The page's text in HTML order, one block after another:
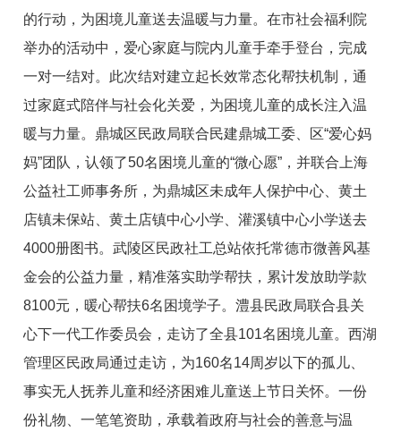
的行动，为困境儿童送去温暖与力量。在市社会福利院
举办的活动中，爱心家庭与院内儿童手牵手登台，完成
一对一结对。此次结对建立起长效常态化帮扶机制，通
过家庭式陪伴与社会化关爱，为困境儿童的成长注入温
暖与力量。鼎城区民政局联合民建鼎城工委、区“爱心妈
妈”团队，认领了50名困境儿童的“微心愿”，并联合上海
公益社工师事务所，为鼎城区未成年人保护中心、黄土
店镇未保站、黄土店镇中心小学、灌溪镇中心小学送去
4000册图书。武陵区民政社工总站依托常德市微善风基
金会的公益力量，精准落实助学帮扶，累计发放助学款
8100元，暖心帮扶6名困境学子。澧县民政局联合县关
心下一代工作委员会，走访了全县101名困境儿童。西湖
管理区民政局通过走访，为160名14周岁以下的孤儿、
事实无人抚养儿童和经济困难儿童送上节日关怀。一份
份礼物、一笔笔资助，承载着政府与社会的善意与温